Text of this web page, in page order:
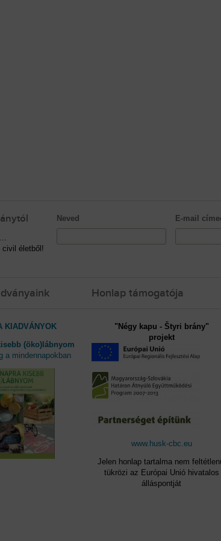
civil életből!
Neved E-mail
KIADVÁNYOK
(öko)lábnyom
a mindennapokban
Honlap támogatója
"Négy kapu - Štyri brány"
projekt
www.husk-cbc.eu
Jelen honlap tartalma nem
tükrözi az Európai Unió hivatalos
álláspontját